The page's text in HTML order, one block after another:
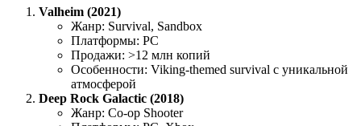
Valheim (2021)
Жанр: Survival, Sandbox
Платформы: PC
Продажи: >12 млн копий
Особенности: Viking-themed survival с уникальной
атмосферой
Deep Rock Galactic (2018)
Жанр: Co-op Shooter